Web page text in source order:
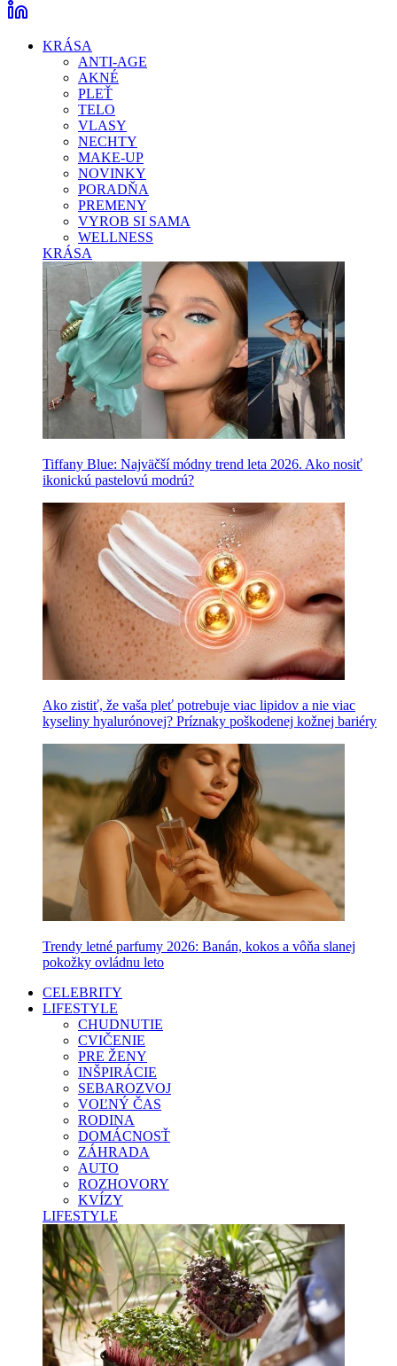
KRÁSA
ANTI-AGE
AKNÉ
PLEŤ
TELO
VLASY
NECHTY
MAKE-UP
NOVINKY
PORADŇA
PREMENY
VYROB SI SAMA
WELLNESS
KRÁSA
Tiffany Blue: Najväčší módny trend leta 2026. Ako nosiť
ikonickú pastelovú modrú?
Ako zistiť, že vaša pleť potrebuje viac lipidov a nie viac
kyseliny hyalurónovej? Príznaky poškodenej kožnej bariéry
Trendy letné parfumy 2026: Banán, kokos a vôňa slanej
pokožky ovládnu leto
CELEBRITY
LIFESTYLE
CHUDNUTIE
CVIČENIE
PRE ŽENY
INŠPIRÁCIE
SEBAROZVOJ
VOĽNÝ ČAS
RODINA
DOMÁCNOSŤ
ZÁHRADA
AUTO
ROZHOVORY
KVÍZY
LIFESTYLE